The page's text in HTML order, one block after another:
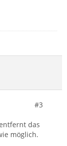
#3
das
möglich.